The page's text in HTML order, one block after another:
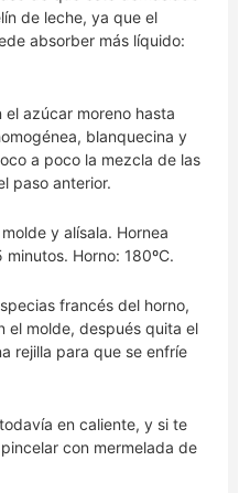
de leche, ya que el
absorber más líquido:
el azúcar moreno hasta
blanquecina y
a poco la mezcla de las
paso anterior.
y alísala. Hornea
Horno: 180ºC.
francés del horno,
el molde, después quita el
rejilla para que se enfríe
en caliente, y si te
con mermelada de